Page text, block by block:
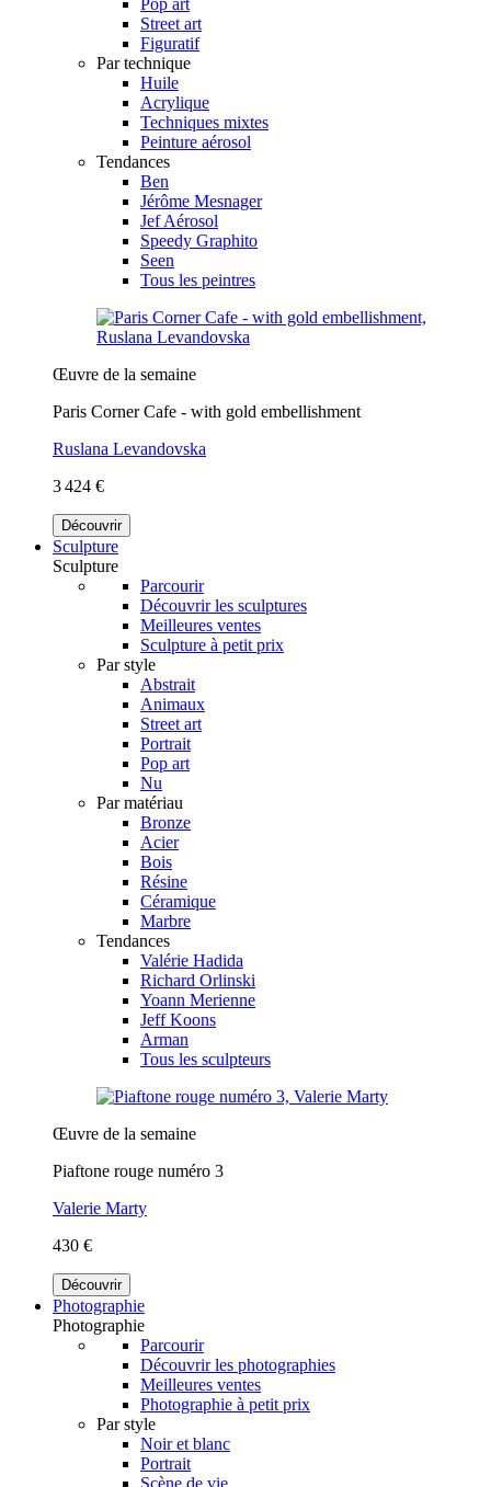
Street art
Figuratif
Par technique
Huile
Acrylique
Techniques mixtes
Peinture aérosol
Tendances
Ben
Jérôme Mesnager
Jef Aérosol
Speedy Graphito
Seen
Tous les peintres
Œuvre de la semaine
Paris Corner Cafe - with gold embellishment
Ruslana Levandovska
3 424 €
Découvrir
Sculpture
Sculpture
Parcourir
Découvrir les sculptures
Meilleures ventes
Sculpture à petit prix
Par style
Abstrait
Animaux
Street art
Portrait
Pop art
Nu
Par matériau
Bronze
Acier
Bois
Résine
Céramique
Marbre
Tendances
Valérie Hadida
Richard Orlinski
Yoann Merienne
Jeff Koons
Arman
Tous les sculpteurs
Œuvre de la semaine
Piaftone rouge numéro 3
Valerie Marty
430 €
Découvrir
Photographie
Photographie
Parcourir
Découvrir les photographies
Meilleures ventes
Photographie à petit prix
Par style
Noir et blanc
Portrait
Scène de vie